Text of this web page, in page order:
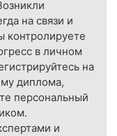
на связи и
контролируете
в личном
на
диплома,
персональный
и